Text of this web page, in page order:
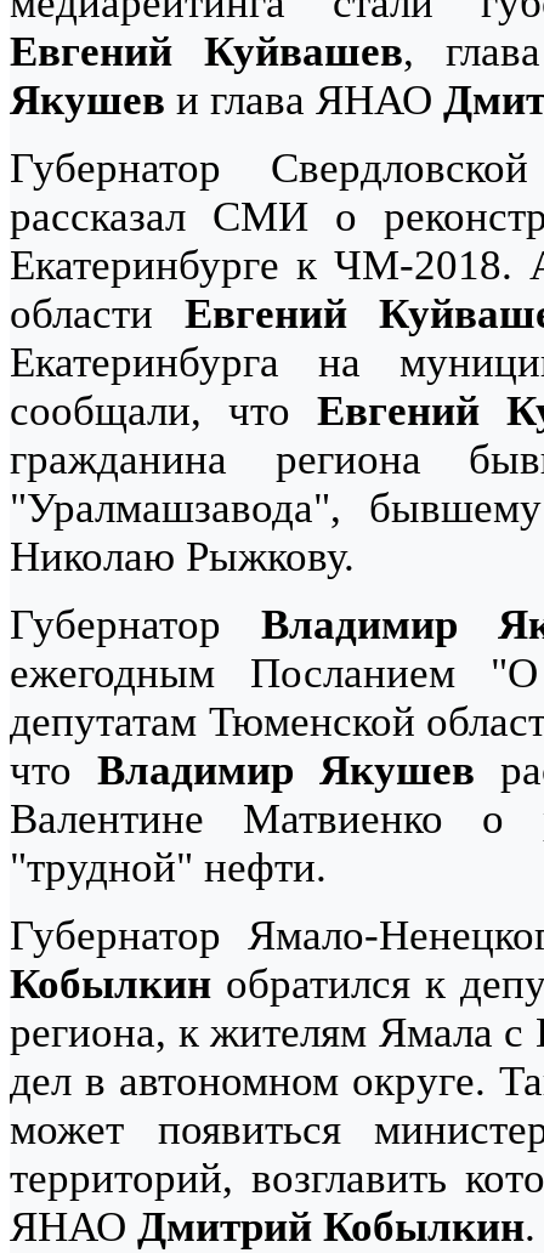
Евгений Куйвашев,
Якушев и глава ЯНАО
Губернатор
рассказал СМИ о
Екатеринбурге к ЧМ-2018.
области Евгений
Екатеринбурга на
сообщали, что Евгений
гражданина региона
"Уралмашзавода", бывшему
Николаю Рыжкову.
ГубернаторВладимир
ежегодным Посланием
депутатам Тюменской
что Владимир Якушев
Валентине Матвиенко
"трудной" нефти.
Губернатор Ямало-
Кобылкин обратился к
региона, к жителям Ямала
дел в автономном округе.
может появиться
территорий, возглавить
ЯНАО Дмитрий Кобылкин.